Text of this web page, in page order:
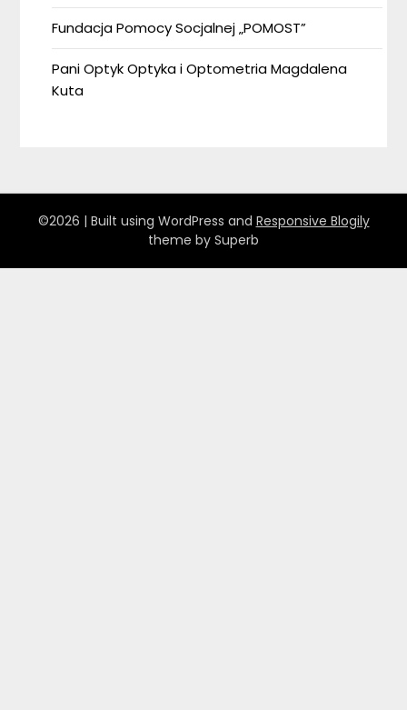
Fundacja Pomocy Socjalnej „POMOST”
Pani Optyk Optyka i Optometria Magdalena
Kuta
©2026 | Built using WordPress and Responsive Blogily
theme by Superb